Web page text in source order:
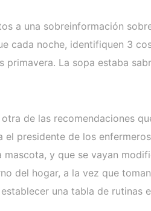
a una sobreinformación
cada noche, identifiquen 3
La sopa estaba
de las recomendaciones
presidente de los
y que se vayan
del hogar, a la vez que
una tabla de rutinas